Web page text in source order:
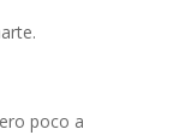
poco a